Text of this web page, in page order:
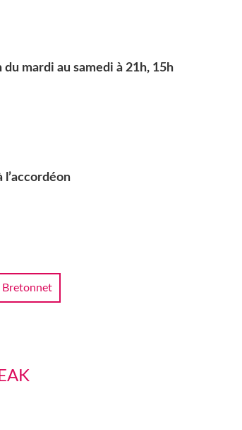
du mardi au samedi à 21h, 15h
Bretonnet